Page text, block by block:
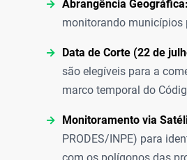
Abrangência Geográfica:
monitorando municípios
Data de Corte (22 de
são elegíveis para a
marco temporal do
Monitoramento via
PRODES/INPE) para
com os polígonos das